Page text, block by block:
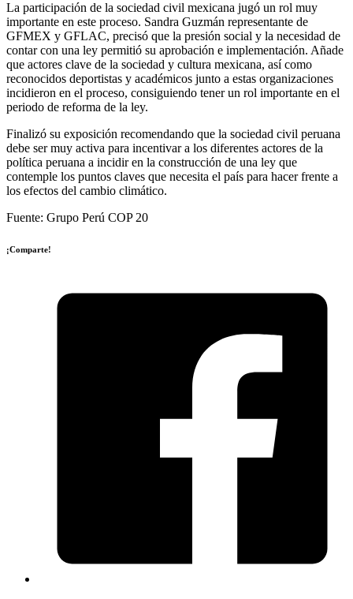
La participación de la sociedad civil mexicana jugó un rol muy
importante en este proceso. Sandra Guzmán representante de
GFMEX y GFLAC, precisó que la presión social y la necesidad de
contar con una ley permitió su aprobación e implementación. Añade
que actores clave de la sociedad y cultura mexicana, así como
reconocidos deportistas y académicos junto a estas organizaciones
incidieron en el proceso, consiguiendo tener un rol importante en el
periodo de reforma de la ley.
Finalizó su exposición recomendando que la sociedad civil peruana
debe ser muy activa para incentivar a los diferentes actores de la
política peruana a incidir en la construcción de una ley que
contemple los puntos claves que necesita el país para hacer frente a
los efectos del cambio climático.
Fuente: Grupo Perú COP 20
¡Comparte!